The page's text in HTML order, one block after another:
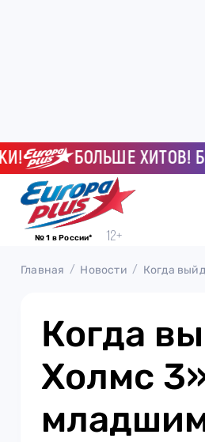
БОЛЬШЕ ХИТОВ!
№ 1 в России*
Главная Новости Когда
Когда
Холмс